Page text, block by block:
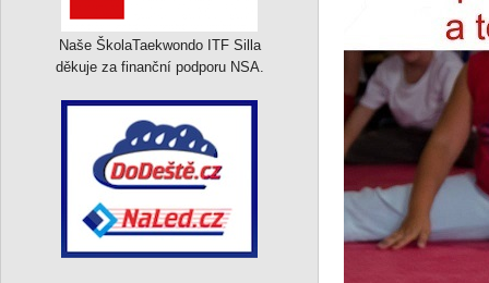
Naše ŠkolaTaekwondo ITF Silla
děkuje za finanční podporu NSA.